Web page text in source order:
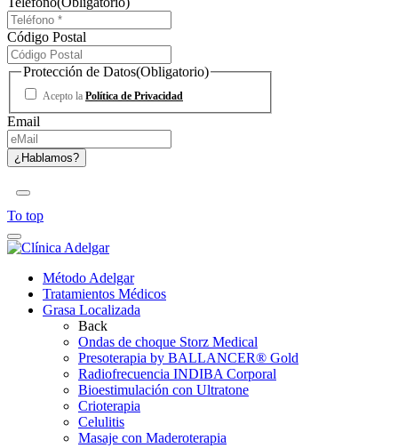
Código Postal
Protección de Datos(Obligatorio)
Acepto la Política de Privacidad
Email
To top
Método Adelgar
Tratamientos Médicos
Grasa Localizada
Back
Ondas de choque Storz Medical
Presoterapia by BALLANCER® Gold
Radiofrecuencia INDIBA Corporal
Bioestimulación con Ultratone
Crioterapia
Celulitis
Masaje con Maderoterapia